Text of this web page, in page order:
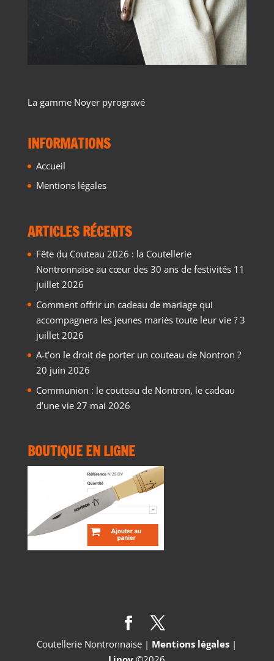
La gamme Noyer pyrogravé
INFORMATIONS
Accueil
Mentions légales
ARTICLES RÉCENTS
Fête du Couteau 2026 : la Coutellerie
Nontronnaise au cœur des 30 ans de festivités 11
juillet 2026
Comment offrir un cadeau de mariage qui
accompagnera les jeunes mariés toute leur vie ? 3
juillet 2026
A-t’on le droit de porter un couteau de Nontron ?
20 juin 2026
Communion : le couteau de Nontron, le cadeau
d’une vie 27 mai 2026
BOUTIQUE EN LIGNE
Coutellerie Nontronnaise | Mentions légales |